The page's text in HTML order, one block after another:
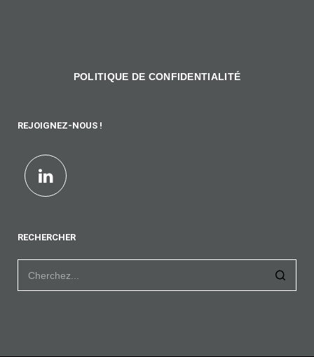
POLITIQUE DE CONFIDENTIALITÉ
REJOIGNEZ-NOUS !
RECHERCHER